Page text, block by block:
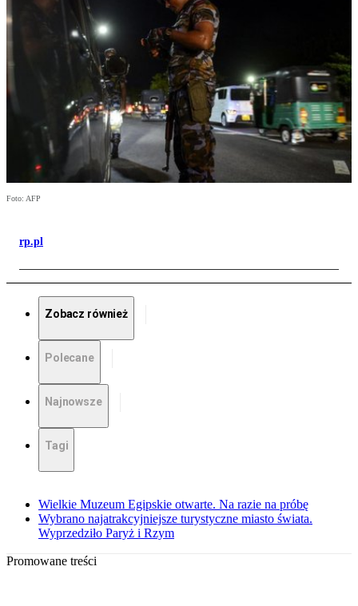
Foto: AFP
rp.pl
Zobacz również
Polecane
Najnowsze
Tagi
Wielkie Muzeum Egipskie otwarte. Na razie na próbę
Wybrano najatrakcyjniejsze turystyczne miasto świata.
Wyprzedziło Paryż i Rzym
Promowane treści